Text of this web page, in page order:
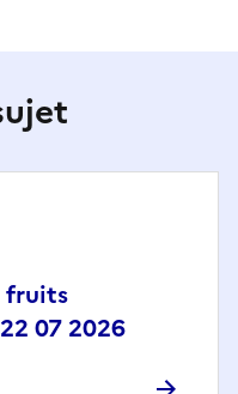
fruits
07 2026